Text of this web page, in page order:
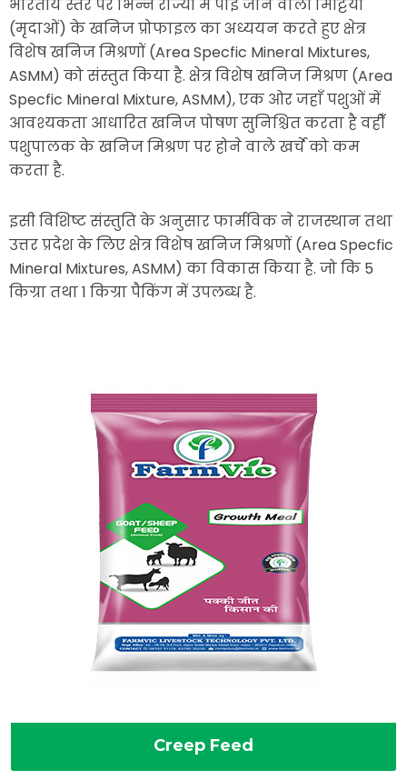
भारतीय स्तर पर भिन्न राज्यों में पाई जाने वाली मिट्टियों
(मृदाओं) के खनिज प्रोफाइल का अध्ययन करते हुए क्षेत्र
विशेष खनिज मिश्रणों (Area Specfic Mineral Mixtures,
ASMM) को संस्तुत किया है. क्षेत्र विशेष खनिज मिश्रण (Area
Specfic Mineral Mixture, ASMM), एक ओर जहाँ पशुओं में
आवश्यकता आधारित खनिज पोषण सुनिश्चित करता है वहीँ
पशुपालक के खनिज मिश्रण पर होने वाले खर्चे को कम
करता है.
इसी विशिष्ट संस्तुति के अनुसार फार्मविक ने राजस्थान तथा
उत्तर प्रदेश के लिए क्षेत्र विशेष खनिज मिश्रणों (Area Specfic
Mineral Mixtures, ASMM) का विकास किया है. जो कि 5
किग्रा तथा 1 किग्रा पैकिंग में उपलब्ध है.
Creep Feed